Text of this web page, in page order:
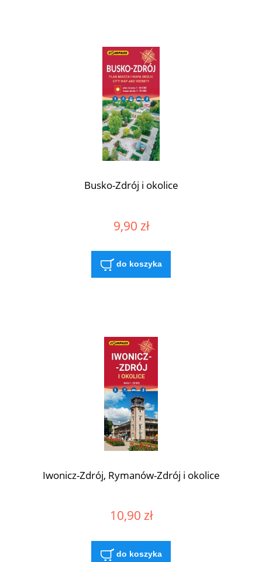
Busko-Zdrój i okolice
9,90 zł
do koszyka
Iwonicz-Zdrój, Rymanów-Zdrój i okolice
10,90 zł
do koszyka